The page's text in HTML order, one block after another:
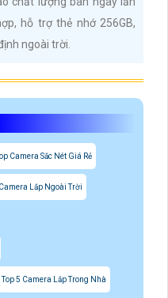
hỗ trợ thẻ nhớ 256GB,
ngoài trời.
Camera Sắc Nét Giá Rẻ
Lắp Ngoài Trời
Top 5 Camera Lắp Trong Nhà